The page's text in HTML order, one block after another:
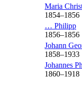
Maria
1854–1856
… Philipp
1856–1856
Johann
1858–1933
Johannes
1860–1918